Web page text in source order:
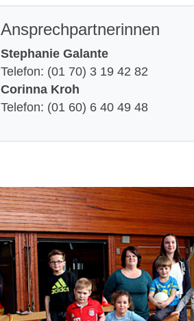
Ansprechpartnerinnen
Stephanie Galante
Telefon: (01 70) 3 19 42 82
Corinna Kroh
Telefon: (01 60) 6 40 49 48